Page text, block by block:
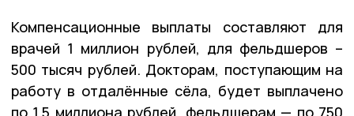
Компенсационные выплаты составляют для
врачей 1 миллион рублей, для фельдшеров –
500 тысяч рублей. Докторам, поступающим на
работу в отдалённые сёла, будет выплачено